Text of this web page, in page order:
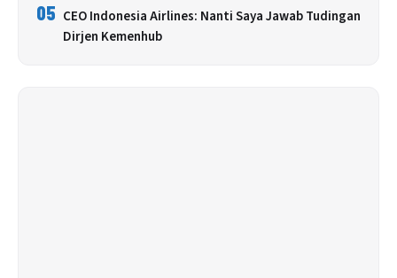
05 CEO Indonesia Airlines: Nanti Saya Jawab Tudingan
Dirjen Kemenhub